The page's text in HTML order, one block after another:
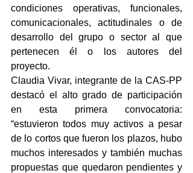
condiciones operativas, funcionales,
comunicacionales, actitudinales o de
desarrollo del grupo o sector al que
pertenecen él o los autores del
proyecto.
Claudia Vivar, integrante de la CAS-PP
destacó el alto grado de participación
en esta primera convocatoria:
“estuvieron todos muy activos a pesar
de lo cortos que fueron los plazos, hubo
muchos interesados y también muchas
propuestas que quedaron pendientes y